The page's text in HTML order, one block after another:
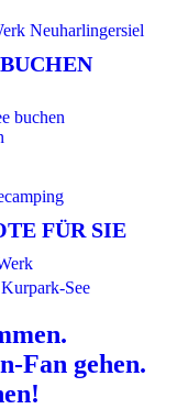
Neuharlingersiel
buchen
FÜR SIE
Fan gehen.